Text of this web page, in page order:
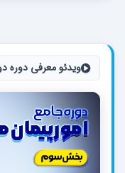
ویدئو معرفی دوره